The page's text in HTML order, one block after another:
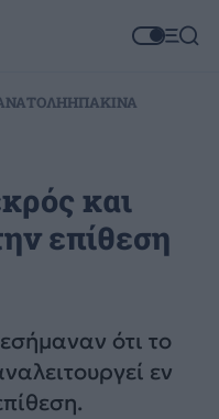
ΗΠΑΚΙΝΑ
και
επίθεση
ότι το
εν